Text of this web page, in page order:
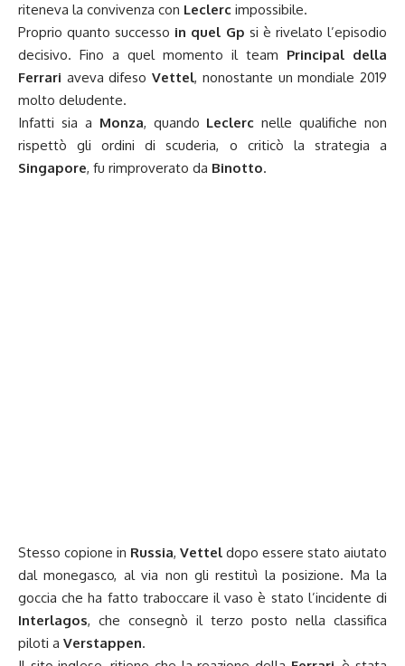
riteneva la convivenza con Leclerc impossibile.
Proprio quanto successo in quel Gp si è rivelato l’episodio
decisivo. Fino a quel momento il team Principal della
Ferrari aveva difesoVettel, nonostante un mondiale 2019
molto deludente.
Infatti sia a Monza, quando Leclerc nelle qualifiche non
rispettò gli ordini di scuderia, o criticò la strategia a
Singapore, fu rimproverato da Binotto.
Stesso copione in Russia, Vettel dopo essere stato aiutato
dal monegasco, al via non gli restituì la posizione. Ma la
goccia che ha fatto traboccare il vaso è stato l’incidente di
Interlagos, che consegnò il terzo posto nella classifica
piloti a Verstappen.